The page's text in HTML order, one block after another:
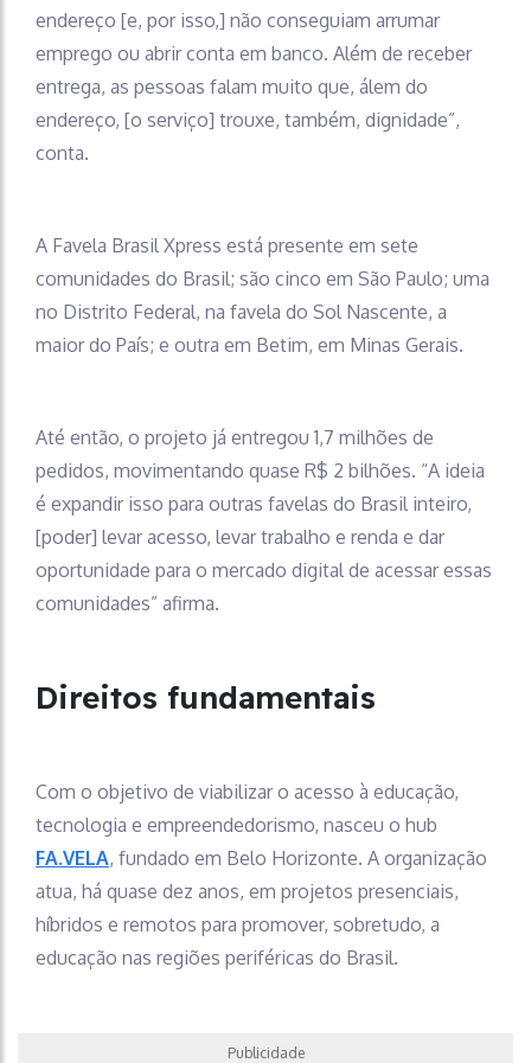
endereço [e, por isso,] não conseguiam arrumar
emprego ou abrir conta em banco. Além de receber
entrega, as pessoas falam muito que, álem do
endereço, [o serviço] trouxe, também, dignidade”,
conta.
A Favela Brasil Xpress está presente em sete
comunidades do Brasil; são cinco em São Paulo; uma
no Distrito Federal, na favela do Sol Nascente, a
maior do País; e outra em Betim, em Minas Gerais.
Até então, o projeto já entregou 1,7 milhões de
pedidos, movimentando quase R$ 2 bilhões. “A ideia
é expandir isso para outras favelas do Brasil inteiro,
[poder] levar acesso, levar trabalho e renda e dar
oportunidade para o mercado digital de acessar essas
comunidades” afirma.
Direitos fundamentais
Com o objetivo de viabilizar o acesso à educação,
tecnologia e empreendedorismo, nasceu o hub
FA.VELA, fundado em Belo Horizonte. A organização
atua, há quase dez anos, em projetos presenciais,
híbridos e remotos para promover, sobretudo, a
educação nas regiões periféricas do Brasil.
Publicidade